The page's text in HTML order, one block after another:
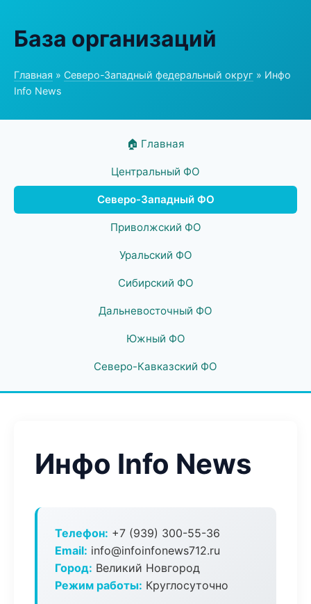
База организаций
Главная » Северо-Западный федеральный округ » Инфо
Info News
🏠 Главная
Центральный ФО
Северо-Западный ФО
Приволжский ФО
Уральский ФО
Сибирский ФО
Дальневосточный ФО
Южный ФО
Северо-Кавказский ФО
Инфо Info News
Телефон: +7 (939) 300-55-36
Email: info@infoinfonews712.ru
Город: Великий Новгород
Режим работы: Круглосуточно